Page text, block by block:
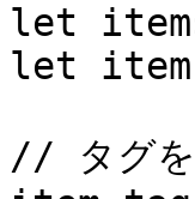
let
let
// タグを